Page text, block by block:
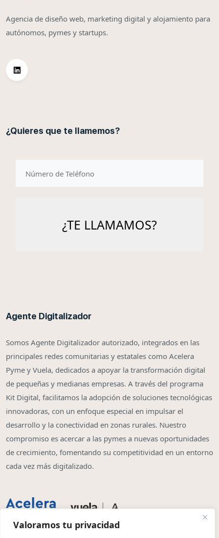
Valoramos tu privacidad
Agencia de diseño web, marketing digital y alojamiento para
autónomos, pymes y startups.
¿Quieres que te llamemos?
Agente Digitalizador
Somos Agente Digitalizador autorizado, integrados en las
principales redes comunitarias y estatales como Acelera
Pyme y Vuela, dedicados a apoyar la transformación digital
de pequeñas y medianas empresas. A través del programa
Kit Digital, facilitamos la adopción de soluciones tecnológicas
innovadoras, con un enfoque especial en impulsar el
desarrollo y la conectividad en zonas rurales. Nuestro
compromiso es acercar a las pymes a nuevas oportunidades
de crecimiento, fomentando su competitividad en un entorno
cada vez más digitalizado.